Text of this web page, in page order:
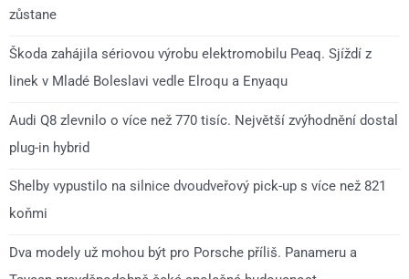
zůstane
Škoda zahájila sériovou výrobu elektromobilu Peaq. Sjíždí z
linek v Mladé Boleslavi vedle Elroqu a Enyaqu
Audi Q8 zlevnilo o více než 770 tisíc. Největší zvýhodnění dostal
plug-in hybrid
Shelby vypustilo na silnice dvoudveřový pick-up s více než 821
koňmi
Dva modely už mohou být pro Porsche příliš. Panameru a